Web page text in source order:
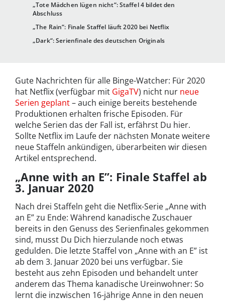
„Tote Mädchen lügen nicht“: Staffel 4 bildet den
Abschluss
„The Rain“: Finale Staffel läuft 2020 bei Netflix
„Dark“: Serienfinale des deutschen Originals
Gute Nachrichten für alle Binge-Watcher: Für 2020
hat Netflix (verfügbar mit GigaTV) nicht nur neue
Serien geplant– auch einige bereits bestehende
Produktionen erhalten frische Episoden. Für
welche Serien das der Fall ist, erfährst Du hier.
Sollte Netflix im Laufe der nächsten Monate weitere
neue Staffeln ankündigen, überarbeiten wir diesen
Artikel entsprechend.
„Anne with an E”: Finale Staffel ab
3. Januar 2020
Nach drei Staffeln geht die Netflix-Serie „Anne with
an E” zu Ende: Während kanadische Zuschauer
bereits in den Genuss des Serienfinales gekommen
sind, musst Du Dich hierzulande noch etwas
gedulden. Die letzte Staffel von „Anne with an E” ist
ab dem 3. Januar 2020 bei uns verfügbar. Sie
besteht aus zehn Episoden und behandelt unter
anderem das Thema kanadische Ureinwohner: So
lernt die inzwischen 16-jährige Anne in den neuen